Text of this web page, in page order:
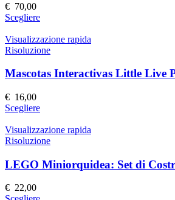
€ 70,00
ScegliereQuesto
ha
più
Le
scelte
nella
pagina
del
prodotto
Visualizzazione rapida
Risoluzione
Mascotas Interactivas Little Live Pets
€ 16,00
ScegliereQuesto
ha
più
Le
opzioni
Visualizzazione rapida
Risoluzione
LEGO Miniorquidea: Set di
€ 22,00